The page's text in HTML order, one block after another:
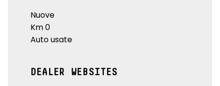
Nuove
Km 0
Auto usate
DEALER WEBSITES